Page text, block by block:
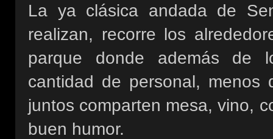
La ya clásica andada de
realizan, recorre los
parque donde además de
cantidad de personal, menos
juntos comparten mesa, vino,
buen humor.